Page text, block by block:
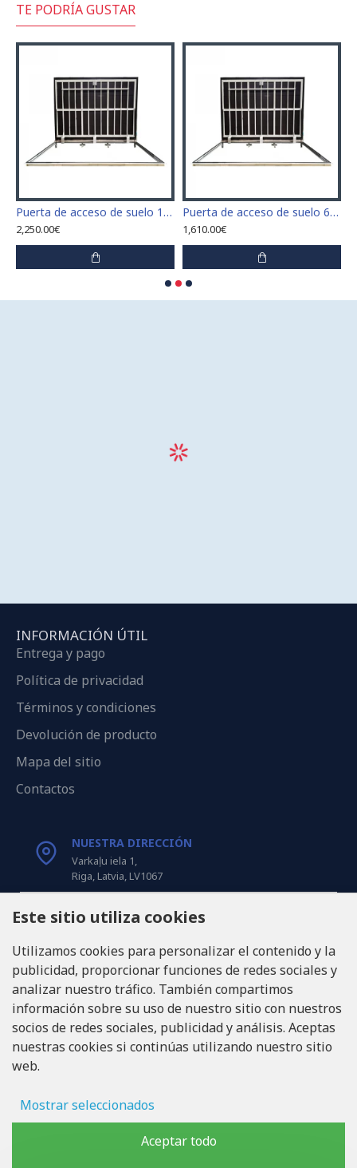
TE PODRÍA GUSTAR
Puerta de acceso de suelo 120 cm x 120 cm "H" de acero inoxidable para interior y exterior
2,250.00€
Puerta de acceso de suelo 60 cm x 100 cm "H" de acero inoxidable para interior y exterior
1,610.00€
INFORMACIÓN ÚTIL
Entrega y pago
Política de privacidad
Términos y condiciones
Devolución de producto
Mapa del sitio
Contactos
NUESTRA DIRECCIÓN
Varkaļu iela 1,
Riga, Latvia, LV1067
LLÁMANOS
INFO@LUKONS.COM
DETALLES DE LA COMPAÑÍA
RITONE SIA
Domicilio legal: Rīga, Zasulauka iela 32 - 7, LV-1046
Este sitio utiliza cookies
Utilizamos cookies para personalizar el contenido y la
publicidad, proporcionar funciones de redes sociales y
analizar nuestro tráfico. También compartimos
información sobre su uso de nuestro sitio con nuestros
socios de redes sociales, publicidad y análisis. Aceptas
nuestras cookies si continúas utilizando nuestro sitio
web.
Mostrar seleccionados
Almacenamiento de anunciosAceptar todo